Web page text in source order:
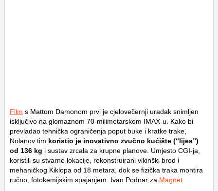
Film s Mattom Damonom prvi je cjelovečernji uradak snimljen
isključivo na glomaznom 70-milimetarskom IMAX-u. Kako bi
prevladao tehnička ograničenja poput buke i kratke trake,
Nolanov tim koristio je inovativno zvučno kućište (“lijes”)
od 136 kg i sustav zrcala za krupne planove. Umjesto CGI-ja,
koristili su stvarne lokacije, rekonstruirani vikinški brod i
mehaničkog Kiklopa od 18 metara, dok se fizička traka montira
ručno, fotokemijskim spajanjem. Ivan Podnar za Magnet